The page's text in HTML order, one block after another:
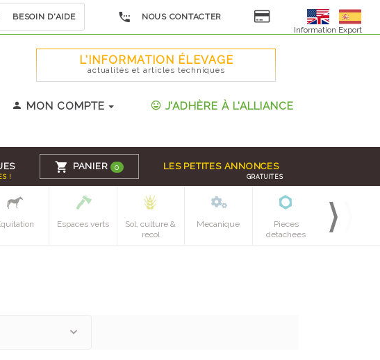
BESOIN D'AIDE
NOUS CONTACTER
Information Export
L'INFORMATION ÉLEVAGE
actualités et articles techniques
MON COMPTE J'ADHÈRE À L'ALLIANCE
!
PANIER 0 LES PETITES ANNONCES
GRATUITES
Espaces verts
Sol, culture &
recol
Mecanique
Pieces
detachees